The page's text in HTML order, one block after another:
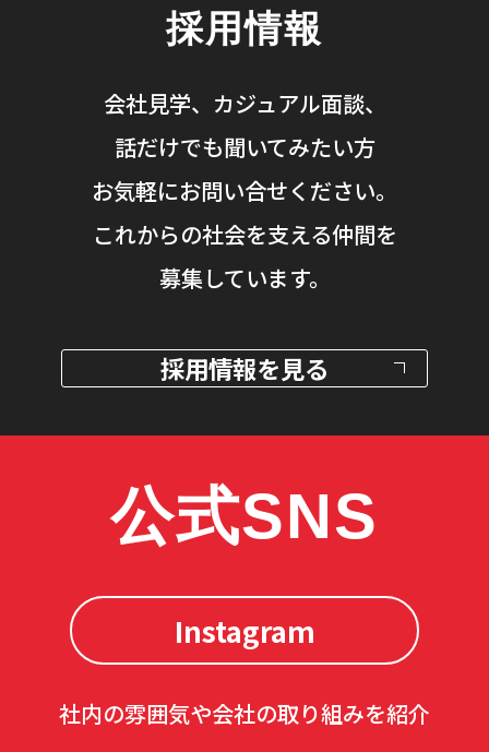
採用情報
会社見学、カジュアル面談、
話だけでも聞いてみたい方
お気軽にお問い合せください。
これからの社会を支える仲間を
募集しています。
採用情報を見る
公式SNS
Instagram
社内の雰囲気や会社の取り組みを紹介